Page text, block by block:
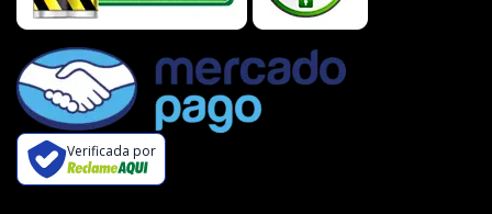
Verificada por